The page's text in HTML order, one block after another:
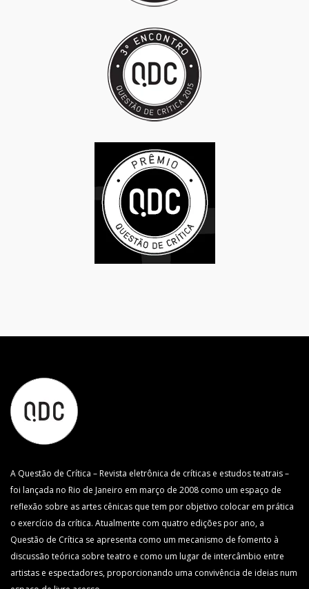
A Questão de Crítica – Revista eletrônica de críticas e estudos teatrais –
foi lançada no Rio de Janeiro em março de 2008 como um espaço de
reflexão sobre as artes cênicas que tem por objetivo colocar em prática
o exercício da crítica. Atualmente com quatro edições por ano, a
Questão de Crítica se apresenta como um mecanismo de fomento à
discussão teórica sobre teatro e como um lugar de intercâmbio entre
artistas e espectadores, proporcionando uma convivência de ideias num